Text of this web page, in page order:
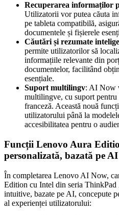
Recuperarea informaților
Utilizatorii vor putea căuta
pe tableta compatibilă,
documentele și fișierele
Căutări și rezumate
permite utilizatorilor să
informațiile relevante din
documentelor, facilitând
esențiale.
Suport multilingv: AI Now
multilingve, cu suport
franceză. Această nouă
utilizatorului până la
accesibilitatea pentru o
Funcții Lenovo Aura
personalizată, bazată pe AI
În completarea Lenovo AI Now,
Edition cu Intel din seria ThinkPad
intuitive, bazate pe AI, concepute
al experienței utilizatorului: